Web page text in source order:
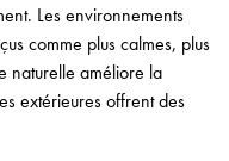
Les environnements
comme plus calmes, plus
naturelle améliore la
extérieures offrent des